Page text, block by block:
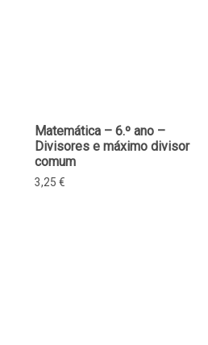
Matemática – 6.º ano –
Divisores e máximo divisor
comum
3,25 €